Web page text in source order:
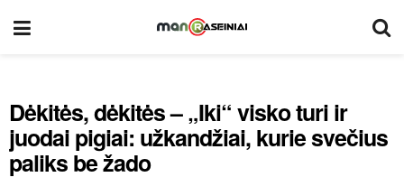
Dėkitės, dėkitės – „Iki“ visko turi ir
juodai pigiai: užkandžiai, kurie svečius
paliks be žado